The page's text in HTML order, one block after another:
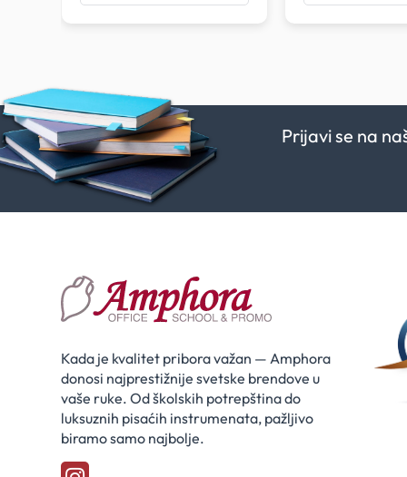
Prijavi se na
Kada je kvalitet pribora važan — Amphora
donosi najprestižnije svetske brendove u
vaše ruke. Od školskih potrepština do
luksuznih pisaćih instrumenata, pažljivo
biramo samo najbolje.